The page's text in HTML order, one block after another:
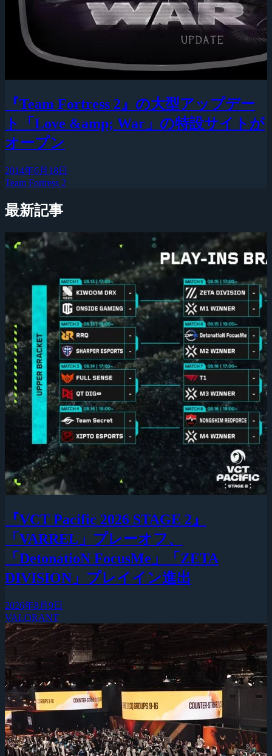
『Team Fortress 2』の大型アップデー
ト「Love &amp; War」の特設サイトが
オープン
2014年6月18日
Team Fortress 2
最新記事
『VCT Pacific 2026 STAGE 2』
「VARREL」プレーオフ、
「DetonatioN FocusMe」「ZETA
DIVISION」プレイイン進出
2026年8月9日
VALORANT